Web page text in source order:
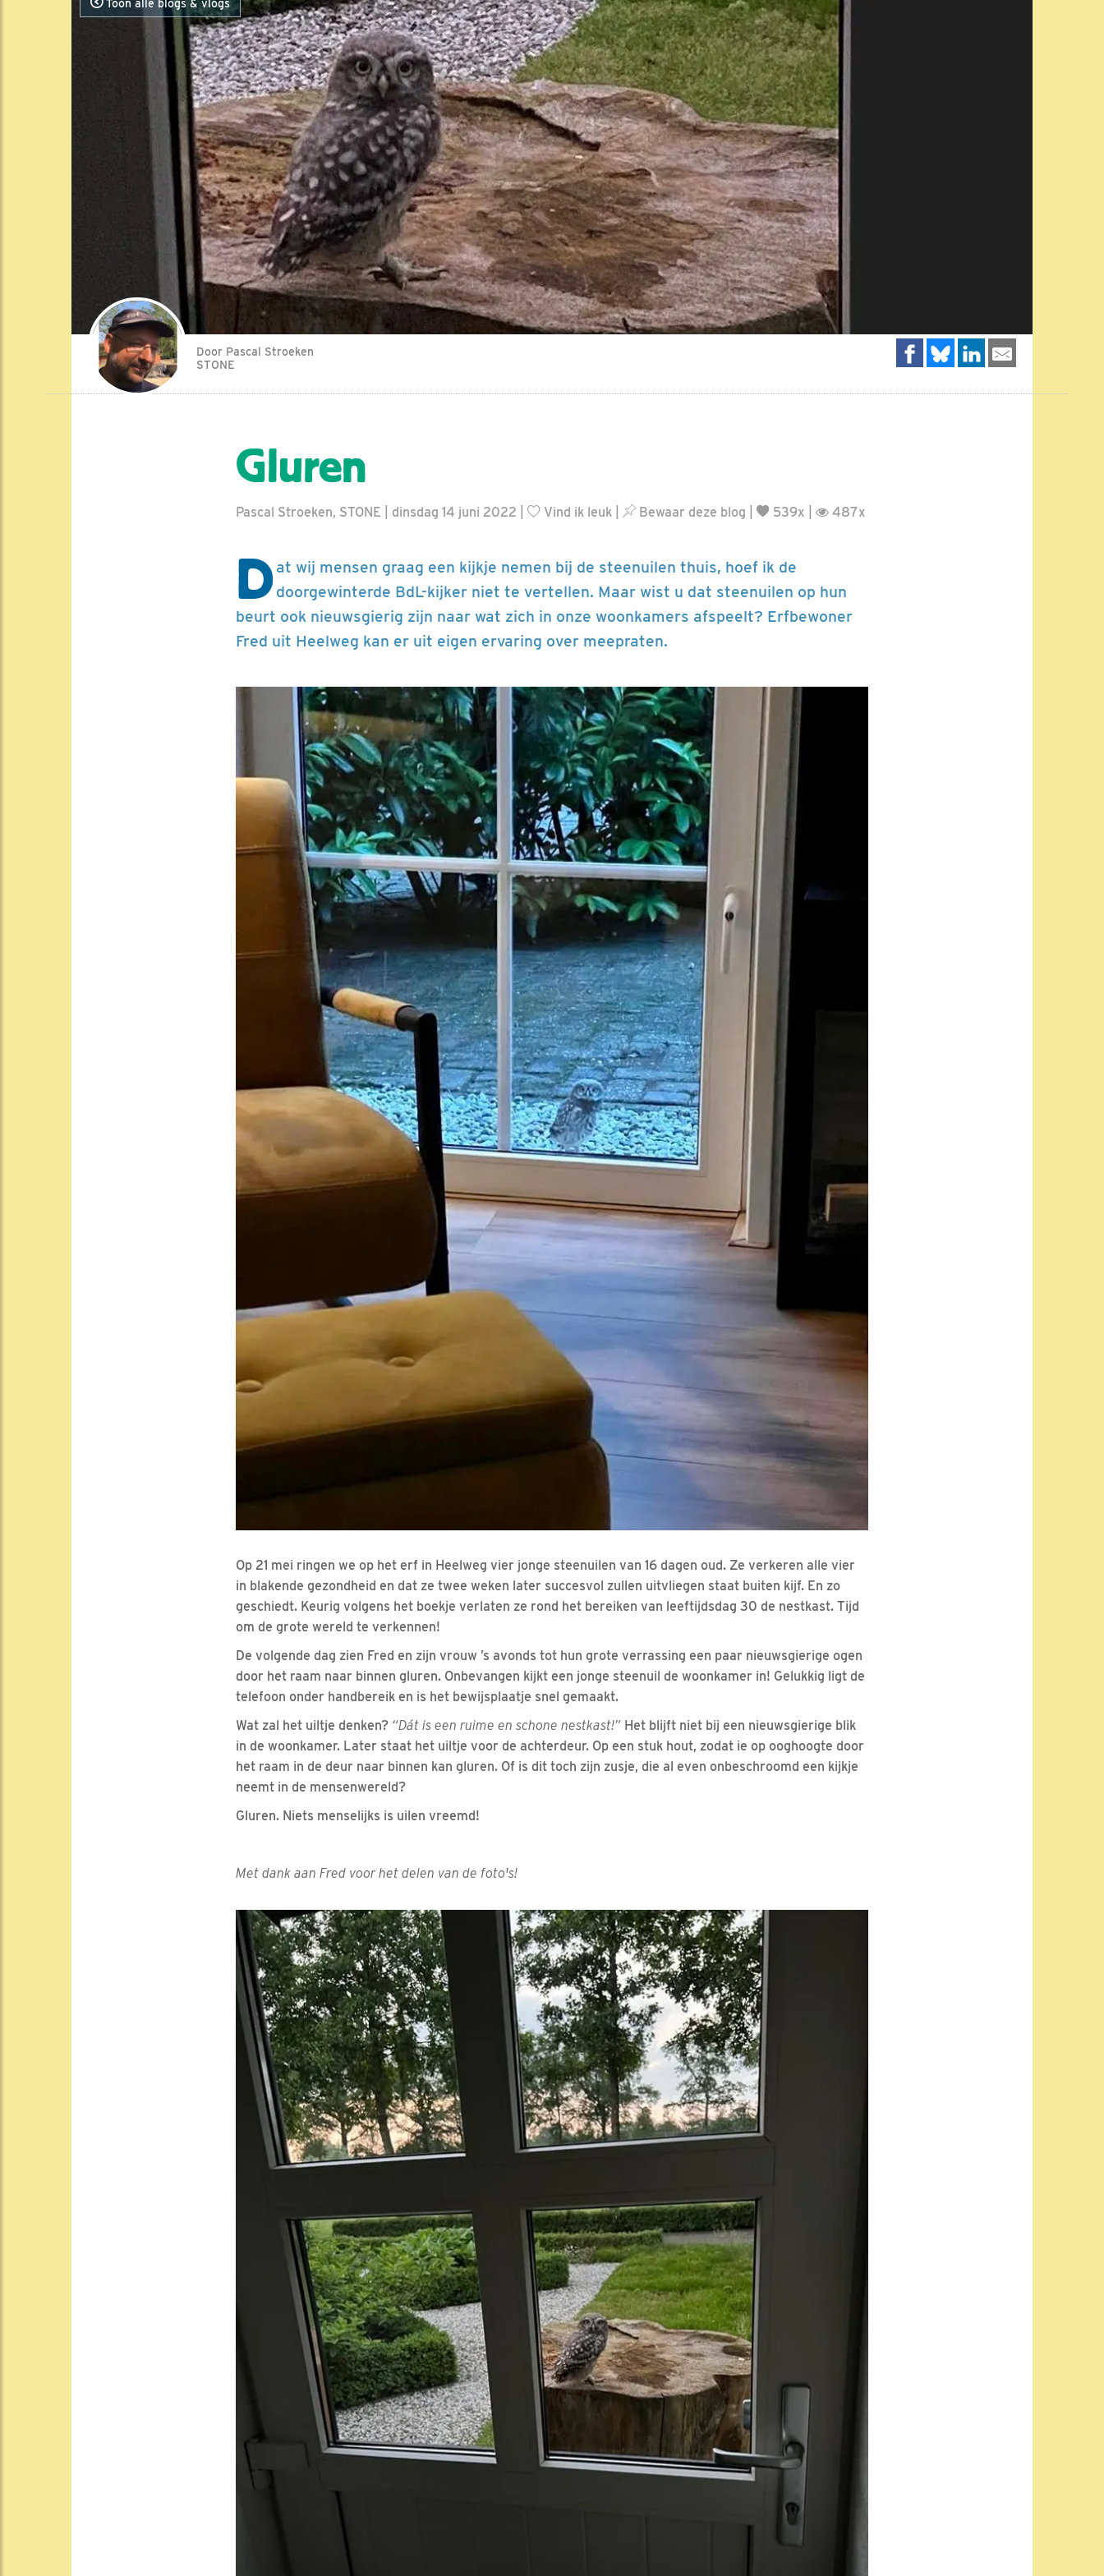
Toon alle blogs & vlogs
Door Pascal Stroeken
STONE
Gluren
Pascal Stroeken, STONE | dinsdag 14 juni 2022 | Vind ik leuk Bewaar deze blog 539x | 487x
Dat wij mensen graag een kijkje nemen bij de steenuilen thuis, hoef ik de
doorgewinterde BdL-kijker niet te vertellen. Maar wist u dat steenuilen op hun
beurt ook nieuwsgierig zijn naar wat zich in onze woonkamers afspeelt? Erfbewoner
Fred uit Heelweg kan er uit eigen ervaring over meepraten.
Op 21 mei ringen we op het erf in Heelweg vier jonge steenuilen van 16 dagen oud. Ze verkeren alle vier
in blakende gezondheid en dat ze twee weken later succesvol zullen uitvliegen staat buiten kijf. En zo
geschiedt. Keurig volgens het boekje verlaten ze rond het bereiken van leeftijdsdag 30 de nestkast. Tijd
om de grote wereld te verkennen!
De volgende dag zien Fred en zijn vrouw ’s avonds tot hun grote verrassing een paar nieuwsgierige ogen
door het raam naar binnen gluren. Onbevangen kijkt een jonge steenuil de woonkamer in! Gelukkig ligt de
telefoon onder handbereik en is het bewijsplaatje snel gemaakt.
Wat zal het uiltje denken? “Dát is een ruime en schone nestkast!” Het blijft niet bij een nieuwsgierige blik
in de woonkamer. Later staat het uiltje voor de achterdeur. Op een stuk hout, zodat ie op ooghoogte door
het raam in de deur naar binnen kan gluren. Of is dit toch zijn zusje, die al even onbeschroomd een kijkje
neemt in de mensenwereld?
Gluren. Niets menselijks is uilen vreemd!
Met dank aan Fred voor het delen van de foto's!